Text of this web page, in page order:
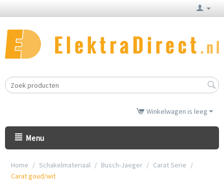
Winkelwagen is leeg
Menu
Home / Schakelmateriaal / Busch-Jaeger / Carat Serie /
Carat goud/wit